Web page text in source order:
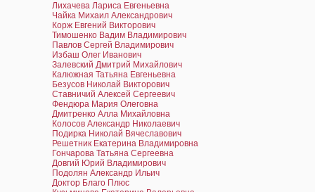
Лихачева Лариса Евгеньевна
Чайка Михаил Александрович
Корж Евгений Викторович
Тимошенко Вадим Владимирович
Павлов Сергей Владимирович
Избаш Олег Иванович
Залевский Дмитрий Михайлович
Калюжная Татьяна Евгеньевна
Безусов Николай Викторович
Ставничий Алексей Сергеевич
Фендюра Мария Олеговна
Дмитренко Алла Михайловна
Колосов Александр Николаевич
Подирка Николай Вячеславович
Решетник Екатерина Владимировна
Гончарова Татьяна Сергеевна
Довгий Юрий Владимирович
Подолян Александр Ильич
Доктор Благо Плюс